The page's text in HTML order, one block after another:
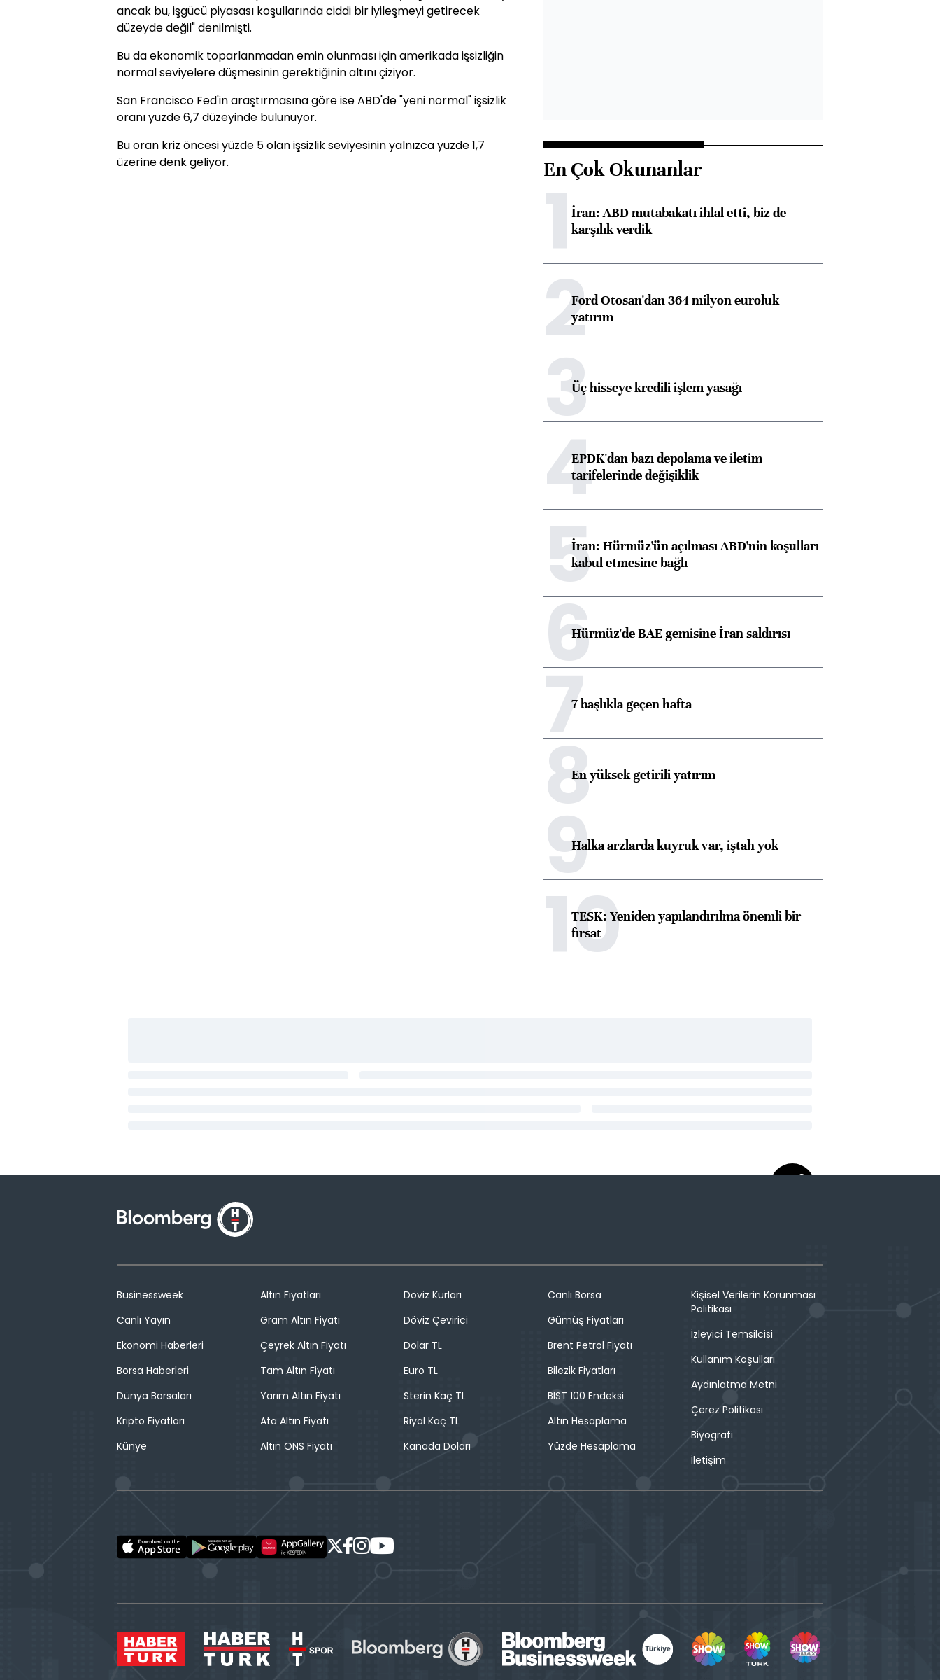
ancak bu, işgücü piyasası koşullarında ciddi bir iyileşmeyi getirecek
düzeyde değil" denilmişti.
Bu da ekonomik toparlanmadan emin olunması için amerikada işsizliğin
normal seviyelere düşmesinin gerektiğinin altını çiziyor.
San Francisco Fed'in araştırmasına göre ise ABD'de "yeni normal" işsizlik
oranı yüzde 6,7 düzeyinde bulunuyor.
Bu oran kriz öncesi yüzde 5 olan işsizlik seviyesinin yalnızca yüzde 1,7
üzerine denk geliyor.
En Çok Okunanlar
1İran: ABD mutabakatı ihlal etti, biz de
karşılık verdik
2Ford Otosan'dan 364 milyon euroluk
yatırım
3Üç hisseye kredili işlem yasağı
4EPDK'dan bazı depolama ve iletim
tarifelerinde değişiklik
5İran: Hürmüz'ün açılması ABD'nin koşulları
kabul etmesine bağlı
6Hürmüz'de BAE gemisine İran saldırısı
77 başlıkla geçen hafta
8En yüksek getirili yatırım
9Halka arzlarda kuyruk var, iştah yok
10
TESK: Yeniden yapılandırılma önemli bir
fırsat
Businessweek
Canlı Yayın
Ekonomi Haberleri
Borsa Haberleri
Dünya Borsaları
Kripto Fiyatları
Künye
Altın Fiyatları
Gram Altın Fiyatı
Çeyrek Altın Fiyatı
Tam Altın Fiyatı
Yarım Altın Fiyatı
Ata Altın Fiyatı
Altın ONS Fiyatı
Döviz Kurları
Döviz Çevirici
Dolar TL
Euro TL
Sterin Kaç TL
Riyal Kaç TL
Kanada Doları
Canlı Borsa
Gümüş Fiyatları
Brent Petrol Fiyatı
Bilezik Fiyatları
BIST 100 Endeksi
Altın Hesaplama
Yüzde Hesaplama
Kişisel Verilerin Korunması
Politikası
İzleyici Temsilcisi
Kullanım Koşulları
Aydınlatma Metni
Çerez Politikası
Biyografi
İletişim